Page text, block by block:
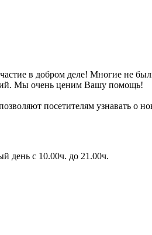
в добром деле! Многие не
Мы очень ценим Вашу помощь!
посетителям узнавать о
день с 10.00ч. до 21.00ч.